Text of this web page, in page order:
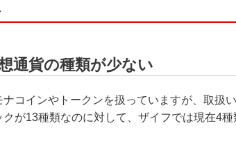
通貨の種類が少ない
コインやトークンを扱っていますが、取扱
が13種類なのに対して、ザイフでは現在4種